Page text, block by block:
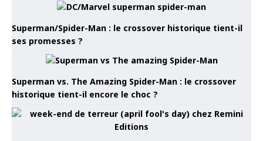
Superman/Spider-Man : le crossover historique tient-il
ses promesses ?
Superman vs. The Amazing Spider-Man : le crossover
historique tient-il encore le choc ?